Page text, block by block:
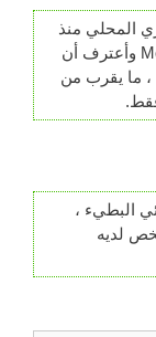
المحلي منذ
عدة أشهر. الآن تحولت إلى Moringa Actives وأعترف أن
، ما يقرب من
البطيء ،
لديه